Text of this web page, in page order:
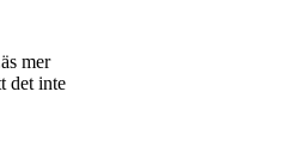
mer
det inte